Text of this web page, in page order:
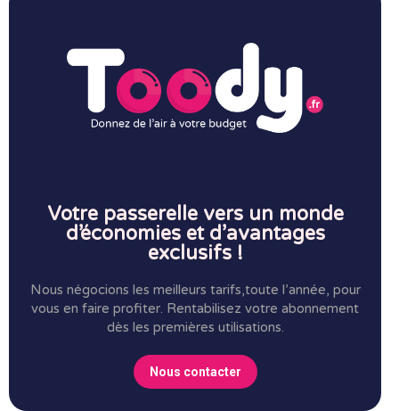
Votre passerelle vers un monde
d’économies et d’avantages
exclusifs !
Nous négocions les meilleurs tarifs,toute l’année, pour
vous en faire profiter. Rentabilisez votre abonnement
dès les premières utilisations.
Nous contacter